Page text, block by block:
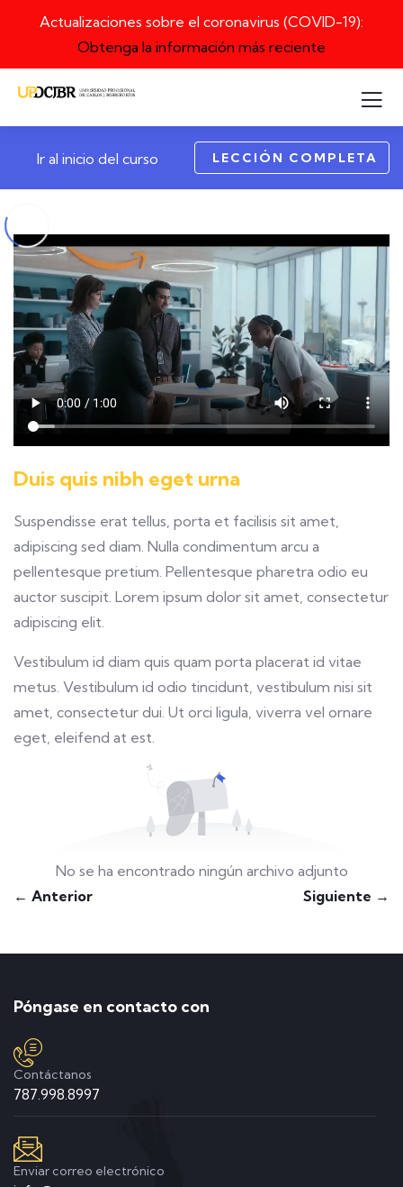
Actualizaciones sobre el coronavirus (COVID-19):
Obtenga la información más reciente
Ir al inicio del curso LECCIÓN COMPLETA
Duis quis nibh eget urna
Suspendisse erat tellus, porta et facilisis sit amet,
adipiscing sed diam. Nulla condimentum arcu a
pellentesque pretium. Pellentesque pharetra odio eu
auctor suscipit. Lorem ipsum dolor sit amet, consectetur
adipiscing elit.
Vestibulum id diam quis quam porta placerat id vitae
metus. Vestibulum id odio tincidunt, vestibulum nisi sit
amet, consectetur dui. Ut orci ligula, viverra vel ornare
eget, eleifend at est.
No se ha encontrado ningún archivo adjunto
← Anterior
Siguiente →
Póngase en contacto con
Contáctanos
787.998.8997
Enviar correo electrónico